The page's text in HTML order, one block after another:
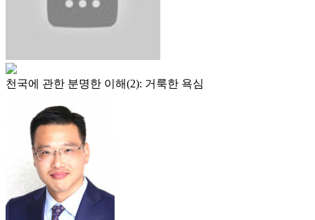
천국에 관한 분명한 이해(2): 거룩한 욕심